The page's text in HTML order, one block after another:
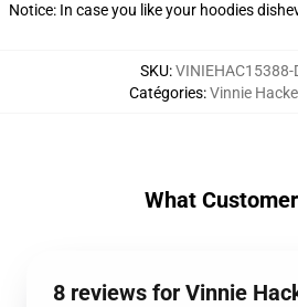
Notice: In case you like your hoodies
SKU:VINIEHAC15388-
Catégories:Vinnie
What
8 reviews for Vinnie